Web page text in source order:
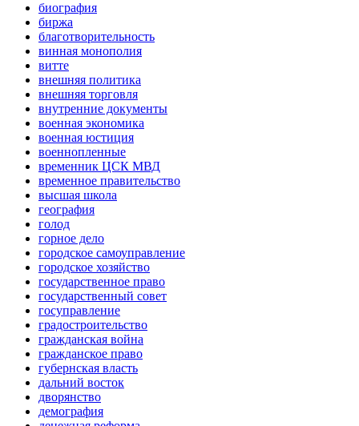
биография
биржа
благотворительность
винная монополия
витте
внешняя политика
внешняя торговля
внутренние документы
военная экономика
военная юстиция
военнопленные
временник ЦСК МВД
временное правительство
высшая школа
география
голод
горное дело
городское самоуправление
городское хозяйство
государственное право
государственный совет
госуправление
градостроительство
гражданская война
гражданское право
губернская власть
дальний восток
дворянство
демография